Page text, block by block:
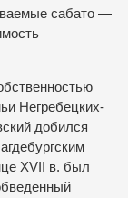
сабато —
Негребецких-
добился
XVII в. был